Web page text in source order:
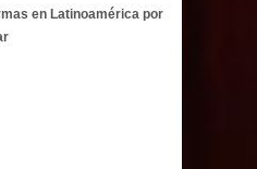
en Latinoamérica por